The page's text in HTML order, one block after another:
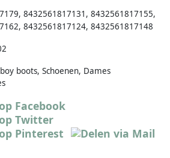
, 8432561817131 , 8432561817155,
, 8432561817124, 8432561817148
boots, Schoenen, Dames